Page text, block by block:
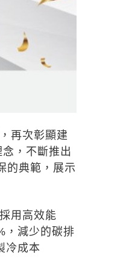
再次彰顯建
，不斷推出
的典範，展示
用高效能
，減少的碳排
冷成本